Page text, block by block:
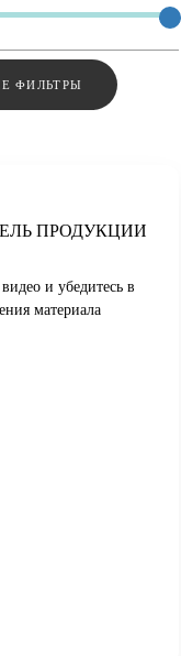
ФИЛЬТРЫ
ПРОДУКЦИИ
и убедитесь в
материала